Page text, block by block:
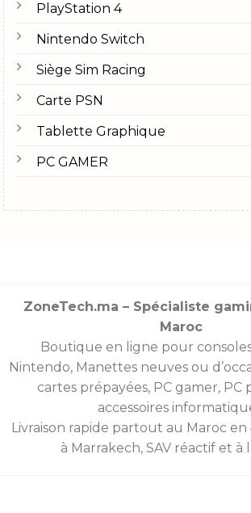
PlayStation 4
Nintendo Switch
Siège Sim Racing
Carte PSN
Tablette Graphique
PC GAMER
ZoneTech.ma – Spécialiste
Maroc
Boutique en ligne pour
Nintendo, Manettes neuves ou
cartes prépayées, PC gamer, PC
accessoires
Livraison rapide partout au Maroc en
à Marrakech, SAV réactif et à